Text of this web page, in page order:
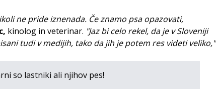
ne pride iznenada. Če znamo psa opazovati,
kinolog in veterinar. "Jaz bi celo rekel, da je v Sloveniji
tudi v medijih, tako da jih je potem res videti veliko,"
so lastniki ali njihov pes!